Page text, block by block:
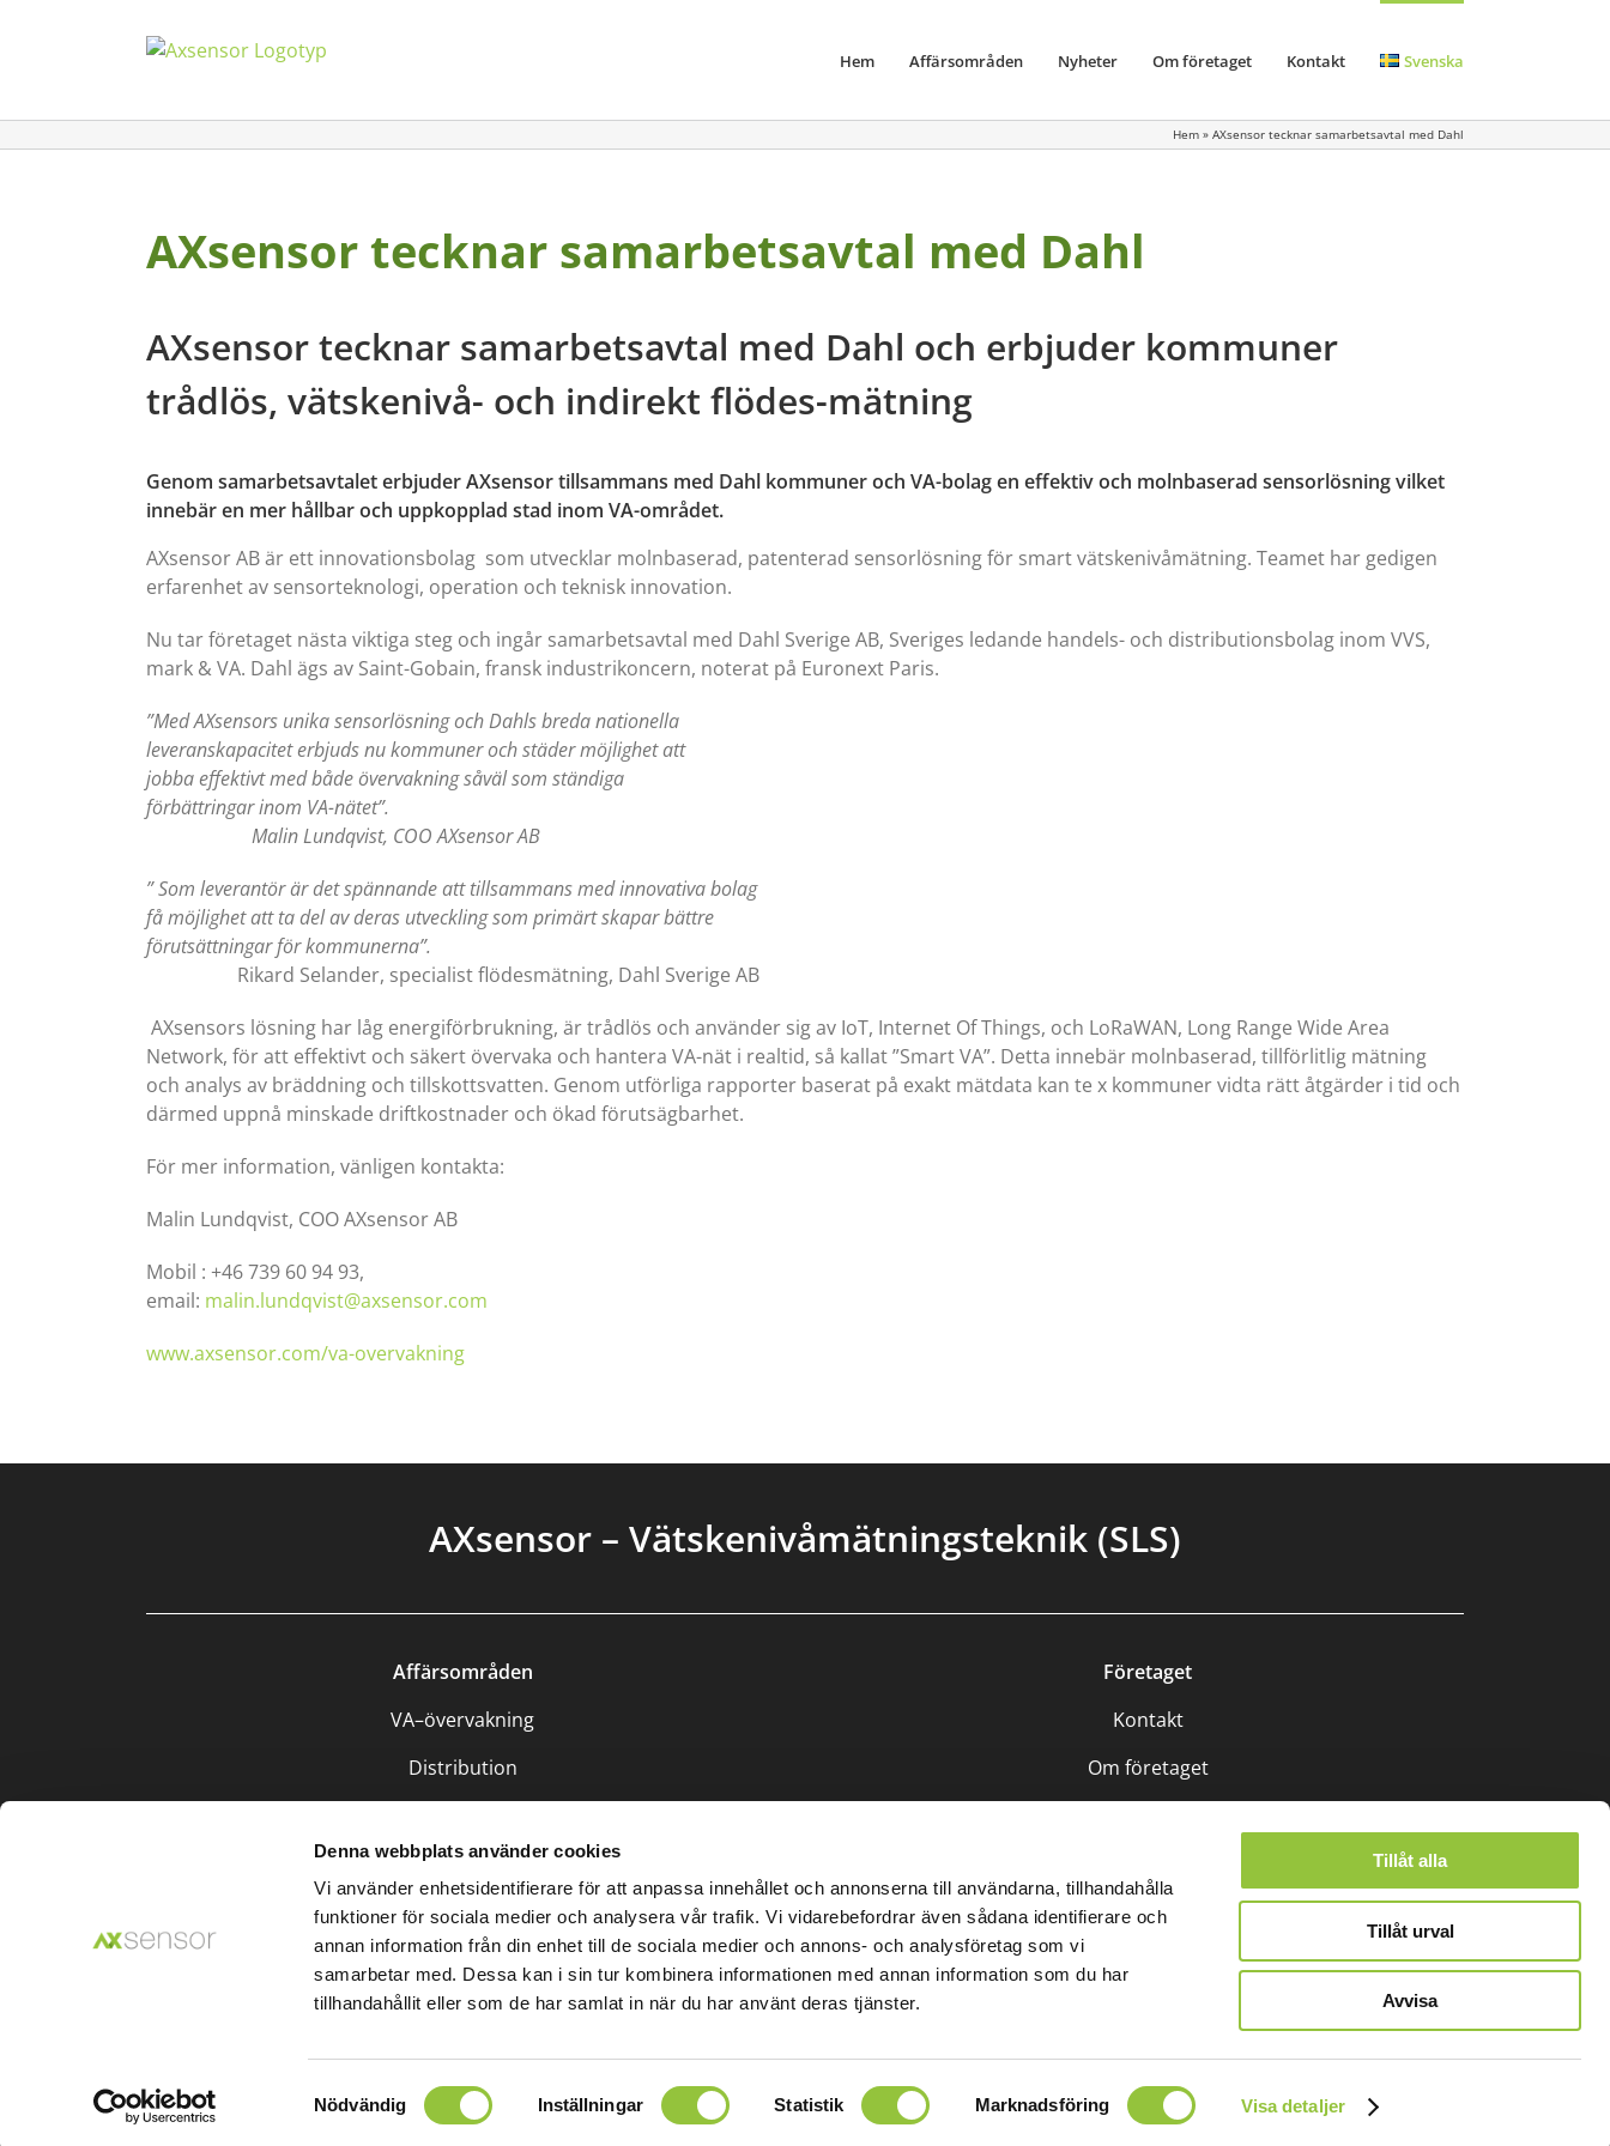
Denna webbplats använder cookies
Vi använder enhetsidentifierare för att anpassa innehållet och annonserna till användarna, tillhandahålla
funktioner för sociala medier och analysera vår trafik. Vi vidarebefordrar även sådana identifierare och
annan information från din enhet till de sociala medier och annons- och analysföretag som vi
samarbetar med. Dessa kan i sin tur kombinera informationen med annan information som du har
tillhandahållit eller som de har samlat in när du har använt deras tjänster.
Samtyckesval
Nödvändig Inställningar Statistik Marknadsföring Visa detaljer
Tillåt alla
Tillåt urval
Avvisa
Hem Affärsområden Nyheter Om företaget Kontakt Svenska
Hem » AXsensor tecknar samarbetsavtal med Dahl
AXsensor tecknar samarbetsavtal med Dahl
AXsensor tecknar samarbetsavtal med Dahl och erbjuder kommuner
trådlös, vätskenivå- och indirekt flödes-mätning
Genom samarbetsavtalet erbjuder AXsensor tillsammans med Dahl kommuner och VA-bolag en effektiv och molnbaserad sensorlösning vilket
innebär en mer hållbar och uppkopplad stad inom VA-området.
AXsensor AB är ett innovationsbolag som utvecklar molnbaserad, patenterad sensorlösning för smart vätskenivåmätning. Teamet har gedigen
erfarenhet av sensorteknologi, operation och teknisk innovation.
Nu tar företaget nästa viktiga steg och ingår samarbetsavtal med Dahl Sverige AB, Sveriges ledande handels- och distributionsbolag inom VVS,
mark & VA. Dahl ägs av Saint-Gobain, fransk industrikoncern, noterat på Euronext Paris.
”Med AXsensors unika sensorlösning och Dahls breda nationella
leveranskapacitet erbjuds nu kommuner och städer möjlighet att
jobba effektivt med både övervakning såväl som ständiga
förbättringar inom VA-nätet”.
Malin Lundqvist, COO AXsensor AB
” Som leverantör är det spännande att tillsammans med innovativa bolag
få möjlighet att ta del av deras utveckling som primärt skapar bättre
förutsättningar för kommunerna”.
Rikard Selander, specialist flödesmätning, Dahl Sverige AB
AXsensors lösning har låg energiförbrukning, är trådlös och använder sig av IoT, Internet Of Things, och LoRaWAN, Long Range Wide Area
Network, för att effektivt och säkert övervaka och hantera VA-nät i realtid, så kallat ”Smart VA”. Detta innebär molnbaserad, tillförlitlig mätning
och analys av bräddning och tillskottsvatten. Genom utförliga rapporter baserat på exakt mätdata kan te x kommuner vidta rätt åtgärder i tid och
därmed uppnå minskade driftkostnader och ökad förutsägbarhet.
För mer information, vänligen kontakta:
Malin Lundqvist, COO AXsensor AB
Mobil : +46 739 60 94 93,
email: malin.lundqvist@axsensor.com
www.axsensor.com/va-overvakning
AXsensor – Vätskenivåmätningsteknik (SLS)
Affärsområden
VA–övervakning
Distribution
Företaget
Kontakt
Om företaget
© AXsensor AB 2024 |Integritetspolicy